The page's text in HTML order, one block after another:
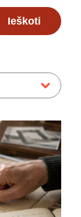
Ieškoti